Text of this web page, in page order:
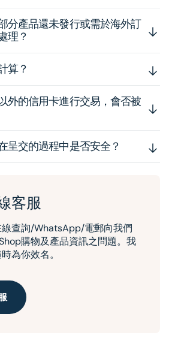
分產品還未發行或需於海外訂
理？
算？
外的信用卡進行交易，會否被
呈交的過程中是否安全？
客服
查詢/WhatsApp/電郵向我們
購物及產品資訊之問題。我
為你效名。